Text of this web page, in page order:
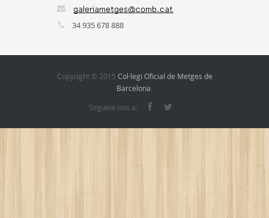
34 935 678 888
Copyright © 2015 Col·legi Oficial de Metges de
Barcelona.
Segueix-nos a: